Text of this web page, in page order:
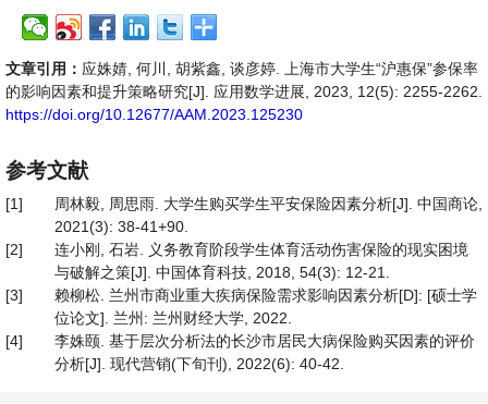
文章引用： 应姝婧, 何川, 胡紫鑫, 谈彦婷. 上海市大学生“沪惠保”参保率
的影响因素和提升策略研究[J]. 应用数学进展, 2023, 12(5): 2255-2262.
https://doi.org/10.12677/AAM.2023.125230
参考文献
[1]
周林毅, 周思雨. 大学生购买学生平安保险因素分析[J]. 中国商论,
2021(3): 38-41+90.
[2]
连小刚, 石岩. 义务教育阶段学生体育活动伤害保险的现实困境
与破解之策[J]. 中国体育科技, 2018, 54(3): 12-21.
[3]
赖柳松. 兰州市商业重大疾病保险需求影响因素分析[D]: [硕士学
位论文]. 兰州: 兰州财经大学, 2022.
[4]
李姝颐. 基于层次分析法的长沙市居民大病保险购买因素的评价
分析[J]. 现代营销(下旬刊), 2022(6): 40-42.